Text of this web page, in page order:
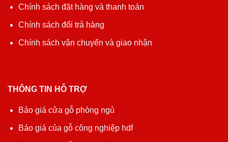
Chính sách đặt hàng và thanh toán
Chính sách đổi trả hàng
Chính sách vận chuyển và giao nhận
THÔNG TIN HỖ TRỢ
Báo giá cửa gỗ phòng ngủ
Báo giá của gỗ công nghiệp hdf